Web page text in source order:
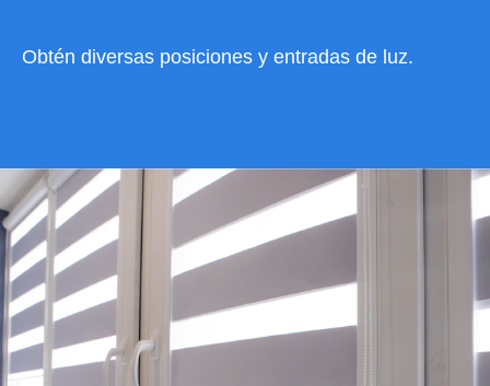
Obtén diversas posiciones y entradas de luz.